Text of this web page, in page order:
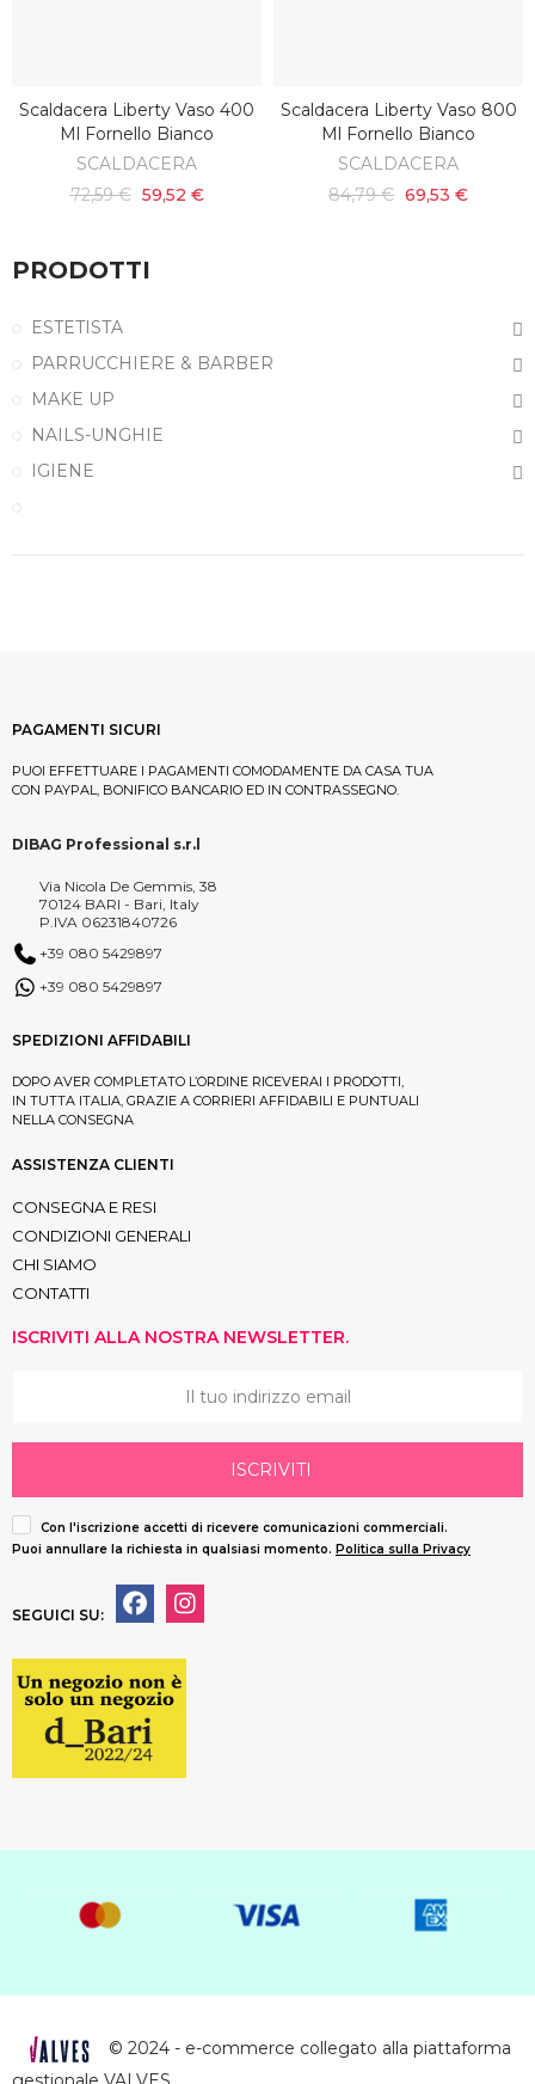
AGGIUNGI AL CARRELLO
Scaldacera Liberty Vaso 400
Ml Fornello Bianco
SCALDACERA
72,59 € 59,52 €
AGGIUNGI AL CARRELLO
Scaldacera Liberty Vaso 800
Ml Fornello Bianco
SCALDACERA
84,79 € 69,53 €
PRODOTTI
ESTETISTA
PARRUCCHIERE & BARBER
MAKE UP
NAILS-UNGHIE
IGIENE
PAGAMENTI SICURI
PUOI EFFETTUARE I PAGAMENTI COMODAMENTE DA CASA TUA
CON PAYPAL, BONIFICO BANCARIO ED IN CONTRASSEGNO.
DIBAG Professional s.r.l
Via Nicola De Gemmis, 38
70124 BARI - Bari, Italy
P.IVA 06231840726
+39 080 5429897
+39 080 5429897
SPEDIZIONI AFFIDABILI
DOPO AVER COMPLETATO L’ORDINE RICEVERAI I PRODOTTI,
IN TUTTA ITALIA, GRAZIE A CORRIERI AFFIDABILI E PUNTUALI
NELLA CONSEGNA
ASSISTENZA CLIENTI
CONSEGNA E RESI
CONDIZIONI GENERALI
CHI SIAMO
CONTATTI
ISCRIVITI ALLA NOSTRA NEWSLETTER.
ISCRIVITI
Con l'iscrizione accetti di ricevere comunicazioni commerciali.
Puoi annullare la richiesta in qualsiasi momento. Politica sulla Privacy
SEGUICI SU:
© 2024 - e-commerce collegato alla piattaforma